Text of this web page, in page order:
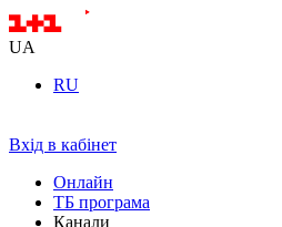
UA
RU
Вхід в кабінет
Онлайн
ТБ програма
Канали